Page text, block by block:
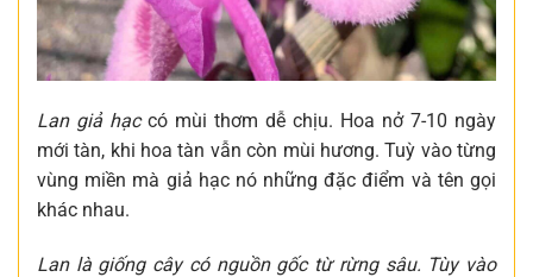
Lan giả hạccó mùi thơm dễ chịu. Hoa nở 7-10 ngày
mới tàn, khi hoa tàn vẫn còn mùi hương. Tuỳ vào từng
vùng miền mà giả hạc nó những đặc điểm và tên gọi
khác nhau.
Lan là giống cây có nguồn gốc từ rừng sâu. Tùy vào